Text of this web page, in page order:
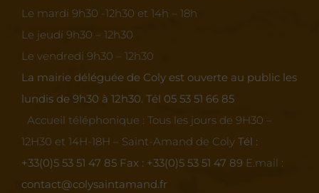
Le mardi 9h30 -12h30 et 14h – 18h
Le jeudi 9h30 – 12h30
Le vendredi 9h30 – 12h30
La mairie déléguée de Coly est ouverte au public les
lundis de 9h30 à 12h30. Tél 05 53 51 66 85
Accueil téléphonique : Tous les jours de 9H30 –
12H30 et 14H-18H – Saint-Amand de Coly Tél :
+33(0)5 53 51 47 85 Fax : +33(0)5 53 51 47 89 E.mail :
contact@colysaintamand.fr